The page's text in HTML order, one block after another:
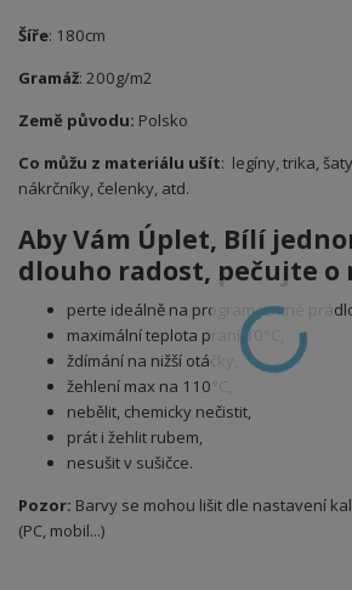
Šíře: 180cm
Gramáž: 200g/m2
Země původu: Polsko
Co můžu z materiálu ušít: legíny, trika,
nákrčníky, čelenky, atd.
Aby Vám Úplet, Bílí
dlouho radost, pečujte o
perte ideálně na program jemné
maximální teplota praní 30°C,
ždímání na nižší otáčky,
žehlení max na 110°C,
nebělit, chemicky nečistit,
prát i žehlit rubem,
nesušit v sušičce.
Pozor: Barvy se mohou lišit dle nastavení
(PC, mobil...)